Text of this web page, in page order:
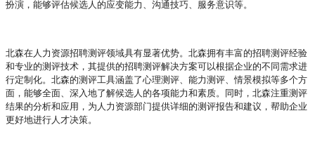
扮演，能够评估候选人的应变能力、沟通技巧、服务意识等。
北森在人力资源招聘测评领域具有显著优势。北森拥有丰富的招聘测评经验
和专业的测评技术，其提供的招聘测评解决方案可以根据企业的不同需求进
行定制化。北森的测评工具涵盖了心理测评、能力测评、情景模拟等多个方
面，能够全面、深入地了解候选人的各项能力和素质。同时，北森注重测评
结果的分析和应用，为人力资源部门提供详细的测评报告和建议，帮助企业
更好地进行人才决策。